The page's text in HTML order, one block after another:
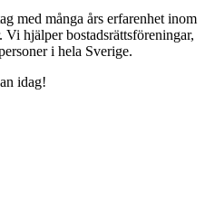
med många års erfarenhet inom
hjälper bostadsrättsföreningar,
i hela Sverige.
idag!